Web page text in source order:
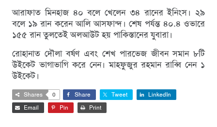
আরাফাত মিনহাজ ৪০ বলে খেলেন ৩৪ রানের ইনিংস। ২৯
বলে ১৯ রান করেন আলি আসফান্দ। শেষ পর্যন্ত ৪০.৪ ওভারে
১৫৫ রান তুলতেই অলআউট হয় পাকিস্তানের যুবারা।
রোহানাত দৌলা বর্ষণ এবং শেখ পারভেজ জীবন সমান ৮টি
উইকেট ভাগাভাগি করে নেন। মাহফুজুর রহমান রাব্বি নেন ১
উইকেট।
Shares 0 Share Tweet
LinkedIn
Email
Pin Print